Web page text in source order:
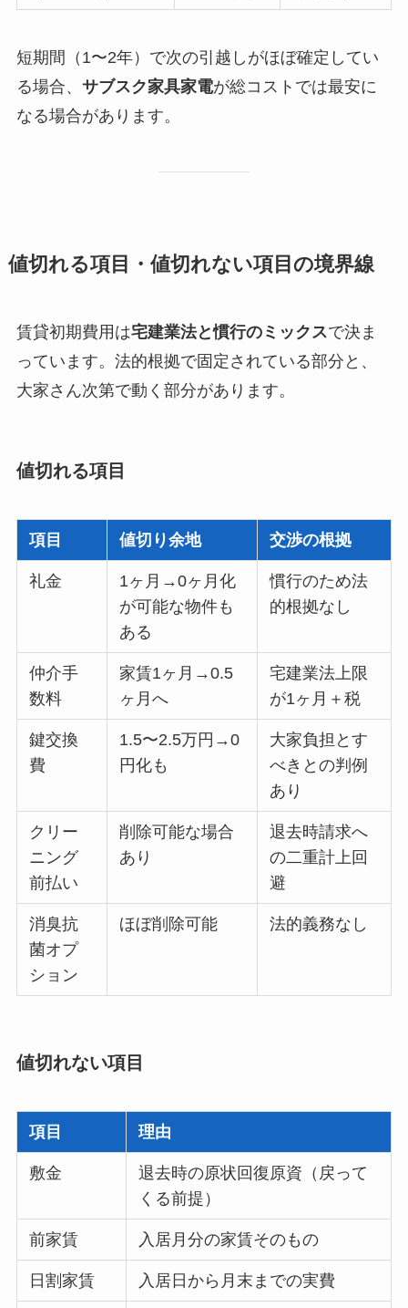
短期間（1〜2年）で次の引越しがほぼ確定してい
る場合、 サブスク家具家電が総コストでは最安に
なる場合があります。
値切れる項目・値切れない項目の境界線
賃貸初期費用は宅建業法と慣行のミックスで決ま
っています。法的根拠で固定されている部分と、
大家さん次第で動く部分があります。
値切れる項目
項目 値切り余地 交渉の根拠
礼金
1ヶ月→0ヶ月化
が可能な物件も
ある
慣行のため法
的根拠なし
仲介手
数料
家賃1ヶ月→0.5
ヶ月へ
宅建業法上限
が1ヶ月＋税
鍵交換
費
1.5〜2.5万円→0
円化も
大家負担とす
べきとの判例
あり
クリー
ニング
前払い
削除可能な場合
あり
退去時請求へ
の二重計上回
避
消臭抗
菌オプ
ション
ほぼ削除可能 法的義務なし
値切れない項目
項目 理由
敷金
退去時の原状回復原資（戻って
くる前提）
前家賃 入居月分の家賃そのもの
日割家賃 入居日から月末までの実費